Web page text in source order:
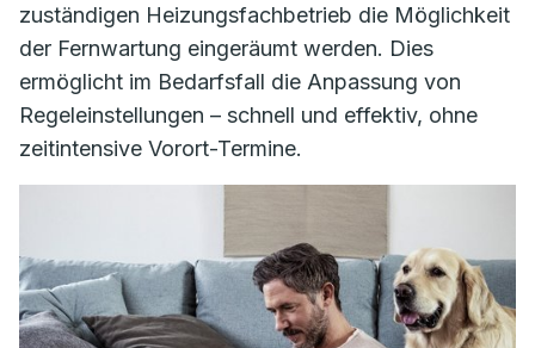
zuständigen Heizungsfachbetrieb die Möglichkeit
der Fernwartung eingeräumt werden. Dies
ermöglicht im Bedarfsfall die Anpassung von
Regeleinstellungen – schnell und effektiv, ohne
zeitintensive Vorort-Termine.